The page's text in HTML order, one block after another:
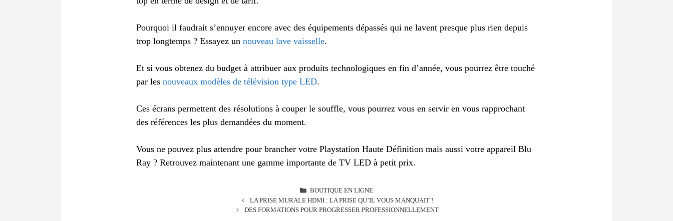
Pourquoi il faudrait s’ennuyer encore avec des équipements dépassés qui ne lavent presque plus rien depuis
trop longtemps ? Essayez un nouveau lave vaisselle.
Et si vous obtenez du budget à attribuer aux produits technologiques en fin d’année, vous pourrez être touché
par les nouveaux modèles de télévision type LED.
Ces écrans permettent des résolutions à couper le souffle, vous pourrez vous en servir en vous rapprochant
des références les plus demandées du moment.
Vous ne pouvez plus attendre pour brancher votre Playstation Haute Définition mais aussi votre appareil Blu
Ray ? Retrouvez maintenant une gamme importante de TV LED à petit prix.
CATÉGORIES
BOUTIQUE EN LIGNE
LA PRISE MURALE HDMI : LA PRISE QU’IL VOUS MANQUAIT !
DES FORMATIONS POUR PROGRESSER PROFESSIONNELLEMENT